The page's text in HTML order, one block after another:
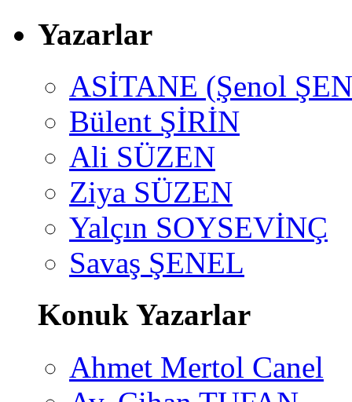
Yazarlar
ASİTANE (Şenol
Bülent ŞİRİN
Ali SÜZEN
Ziya SÜZEN
Yalçın SOYSEVİNÇ
Savaş ŞENEL
Konuk Yazarlar
Ahmet Mertol Canel